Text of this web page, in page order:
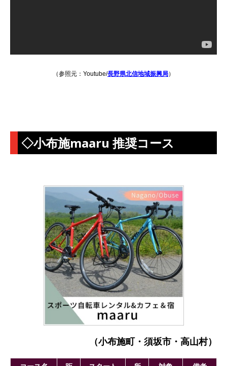
（参照元：Youtube/長野県北信地域振興局）
◇小布施maaru 推奨コース
（小布施町・須坂市・高山村）